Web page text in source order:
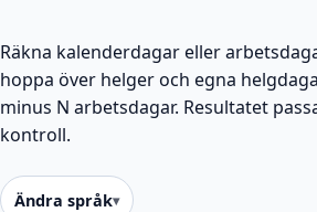
Räkna kalenderdagar eller
hoppa över helger och egna
minus N arbetsdagar. Resultatet
kontroll.
Ändra språk